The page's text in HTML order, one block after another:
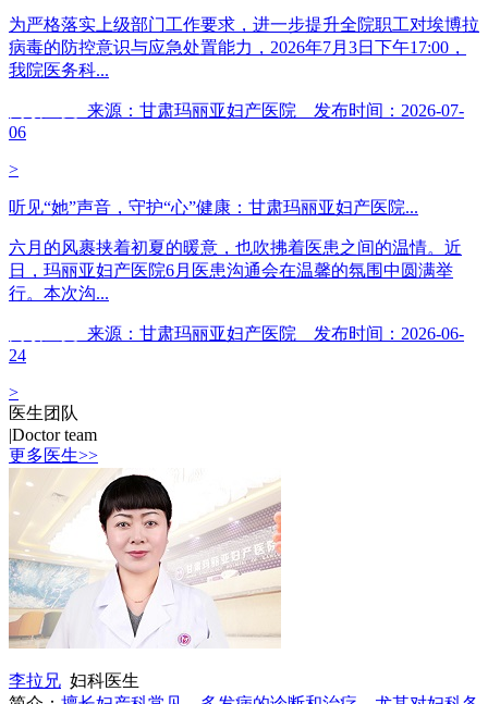
为严格落实上级部门工作要求，进一步提升全院职工对埃博拉
病毒的防控意识与应急处置能力，2026年7月3日下午17:00，
我院医务科...
来源：甘肃玛丽亚妇产医院 发布时间：2026-07-
06
>
听见“她”声音，守护“心”健康：甘肃玛丽亚妇产医院...
六月的风裹挟着初夏的暖意，也吹拂着医患之间的温情。近
日，玛丽亚妇产医院6月医患沟通会在温馨的氛围中圆满举
行。本次沟...
来源：甘肃玛丽亚妇产医院 发布时间：2026-06-
24
>
医生团队
|Doctor team
更多医生>>
李拉兄 妇科医生